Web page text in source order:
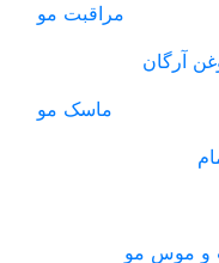
مراقبت مو
آرگان
ماسک مو
و موس مو